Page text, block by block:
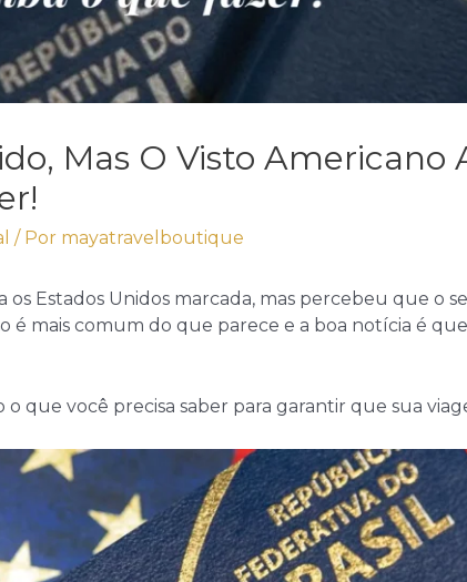
Mas O Visto Americano
/ Por mayatravelboutique
os Estados Unidos marcada, mas percebeu que o
é mais comum do que parece e a boa notícia é
que você precisa saber para garantir que sua